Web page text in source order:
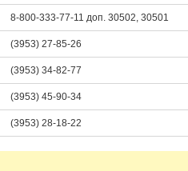
8-800-333-77-11 доп. 30502, 30501
(3953) 27-85-26
(3953) 34-82-77
(3953) 45-90-34
(3953) 28-18-22